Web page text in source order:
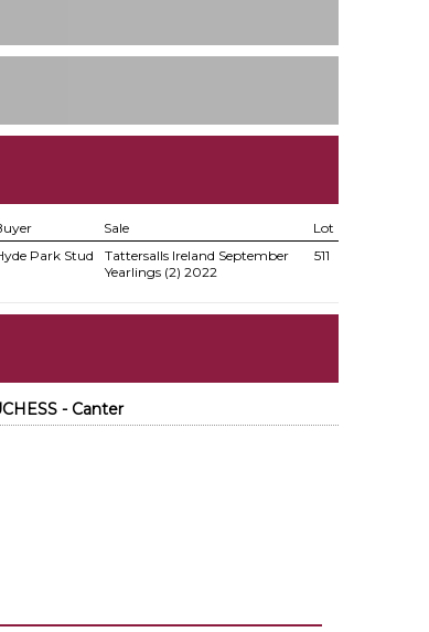
Sale
Lot
Park Stud
Tattersalls Ireland September
Yearlings (2) 2022
511
- Canter